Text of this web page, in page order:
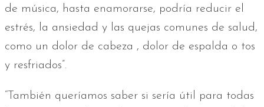
de música, hasta enamorarse, podría reducir el
estrés, la ansiedad y las quejas comunes de salud,
como un dolor de cabeza , dolor de espalda o tos
y resfriados”.
“También queríamos saber si sería útil para todas